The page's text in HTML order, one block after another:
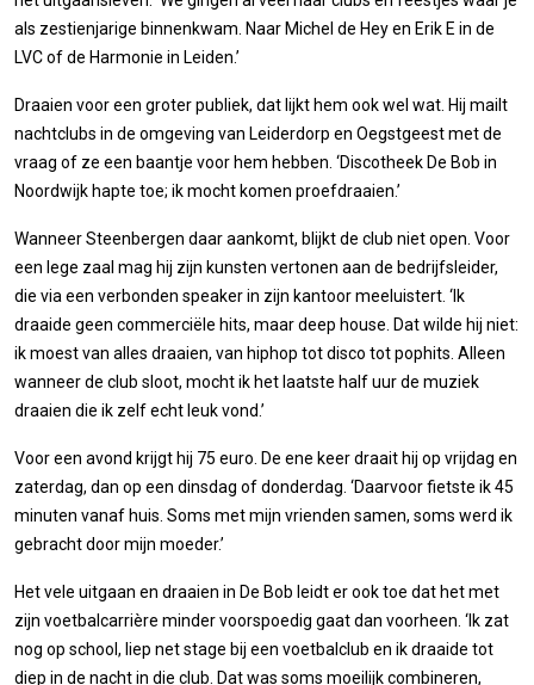
als zestienjarige binnenkwam. Naar Michel de Hey en Erik E in de
LVC of de Harmonie in Leiden.’
Draaien voor een groter publiek, dat lijkt hem ook wel wat. Hij mailt
nachtclubs in de omgeving van Leiderdorp en Oegstgeest met de
vraag of ze een baantje voor hem hebben. ‘Discotheek De Bob in
Noordwijk hapte toe; ik mocht komen proefdraaien.’
Wanneer Steenbergen daar aankomt, blijkt de club niet open. Voor
een lege zaal mag hij zijn kunsten vertonen aan de bedrijfsleider,
die via een verbonden speaker in zijn kantoor meeluistert. ‘Ik
draaide geen commerciële hits, maar deep house. Dat wilde hij niet:
ik moest van alles draaien, van hiphop tot disco tot pophits. Alleen
wanneer de club sloot, mocht ik het laatste half uur de muziek
draaien die ik zelf echt leuk vond.’
Voor een avond krijgt hij 75 euro. De ene keer draait hij op vrijdag en
zaterdag, dan op een dinsdag of donderdag. ‘Daarvoor fietste ik 45
minuten vanaf huis. Soms met mijn vrienden samen, soms werd ik
gebracht door mijn moeder.’
Het vele uitgaan en draaien in De Bob leidt er ook toe dat het met
zijn voetbalcarrière minder voorspoedig gaat dan voorheen. ‘Ik zat
nog op school, liep net stage bij een voetbalclub en ik draaide tot
diep in de nacht in die club. Dat was soms moeilijk combineren,